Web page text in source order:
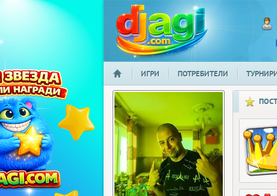
djagi.com
НАЧАЛО
ИГРИ ПОТРЕБИТЕЛИ